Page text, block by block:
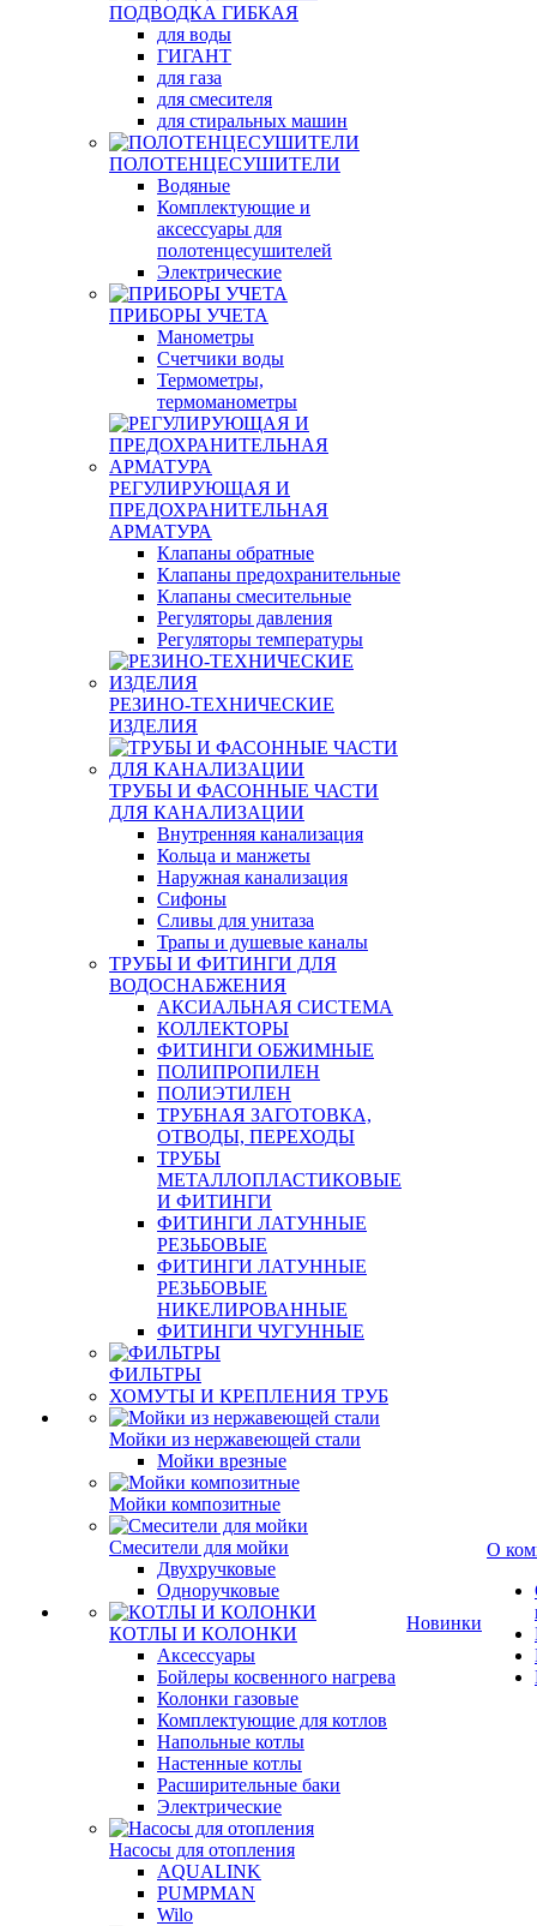
ПОДВОДКА ГИБКАЯ
для воды
ГИГАНТ
для газа
для смесителя
для стиральных машин
ПОЛОТЕНЦЕСУШИТЕЛИ
Водяные
Комплектующие и
аксессуары для
полотенцесушителей
Электрические
ПРИБОРЫ УЧЕТА
Манометры
Счетчики воды
Термометры,
термоманометры
РЕГУЛИРУЮЩАЯ И
ПРЕДОХРАНИТЕЛЬНАЯ
АРМАТУРА
Клапаны обратные
Клапаны предохранительные
Клапаны смесительные
Регуляторы давления
Регуляторы температуры
РЕЗИНО-ТЕХНИЧЕСКИЕ
ИЗДЕЛИЯ
ТРУБЫ И ФАСОННЫЕ ЧАСТИ
ДЛЯ КАНАЛИЗАЦИИ
Внутренняя канализация
Кольца и манжеты
Наружная канализация
Сифоны
Сливы для унитаза
Трапы и душевые каналы
ТРУБЫ И ФИТИНГИ ДЛЯ
ВОДОСНАБЖЕНИЯ
АКСИАЛЬНАЯ СИСТЕМА
КОЛЛЕКТОРЫ
ФИТИНГИ ОБЖИМНЫЕ
ПОЛИПРОПИЛЕН
ПОЛИЭТИЛЕН
ТРУБНАЯ ЗАГОТОВКА,
ОТВОДЫ, ПЕРЕХОДЫ
ТРУБЫ
МЕТАЛЛОПЛАСТИКОВЫЕ
И ФИТИНГИ
ФИТИНГИ ЛАТУННЫЕ
РЕЗЬБОВЫЕ
ФИТИНГИ ЛАТУННЫЕ
РЕЗЬБОВЫЕ
НИКЕЛИРОВАННЫЕ
ФИТИНГИ ЧУГУННЫЕ
ФИЛЬТРЫ
ХОМУТЫ И КРЕПЛЕНИЯ ТРУБ
Мойки из нержавеющей стали
Мойки врезные
Мойки композитные
Смесители для мойки
Двухручковые
Одноручковые
КОТЛЫ И КОЛОНКИ
Аксессуары
Бойлеры косвенного нагрева
Колонки газовые
Комплектующие для котлов
Напольные котлы
Настенные котлы
Расширительные баки
Электрические
Насосы для отопления
AQUALINK
PUMPMAN
Wilo
Новинки
О